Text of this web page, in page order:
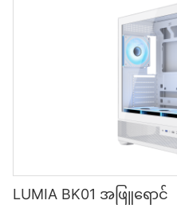
LUMIA BK01 အဖြူရောင်